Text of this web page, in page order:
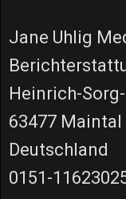
Jane Uhlig
Heinrich-
63477 Maintal
Deutschland
0151-